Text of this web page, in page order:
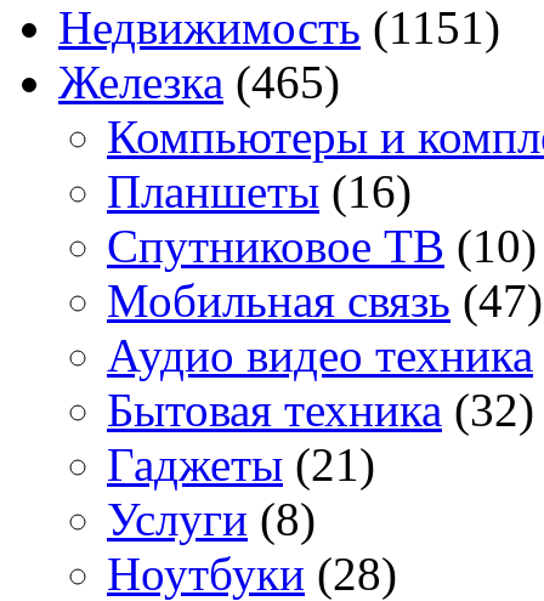
Недвижимость (1151)
Железка (465)
Компьютеры и
Планшеты (16)
Спутниковое ТВ (10)
Мобильная связь (47)
Аудио видео техника
Бытовая техника (32)
Гаджеты (21)
Услуги (8)
Ноутбуки (28)